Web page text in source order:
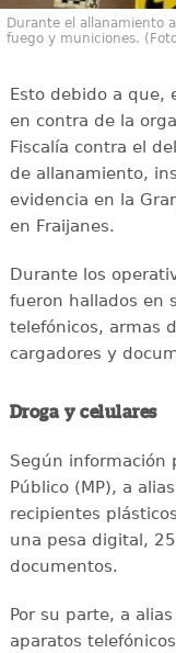
Durante el allanamiento
fuego y municiones.
Esto debido a que,
en contra de la
Fiscalía contra el
de allanamiento,
evidencia en la
en Fraijanes.
Durante los
fueron hallados en
telefónicos, armas
cargadores y
Droga y celulares
Según información
Público (MP), a
recipientes
una pesa digital,
documentos.
Por su parte, a
aparatos